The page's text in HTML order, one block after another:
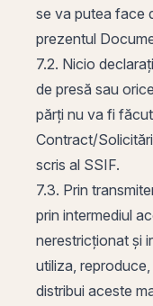
se va putea face
prezentul
7.2. Nicio
de presă sau
părți nu va fi
Contract/
scris al SSIF.
7.3. Prin
prin intermediul
nerestricționat și
utiliza,
distribui aceste